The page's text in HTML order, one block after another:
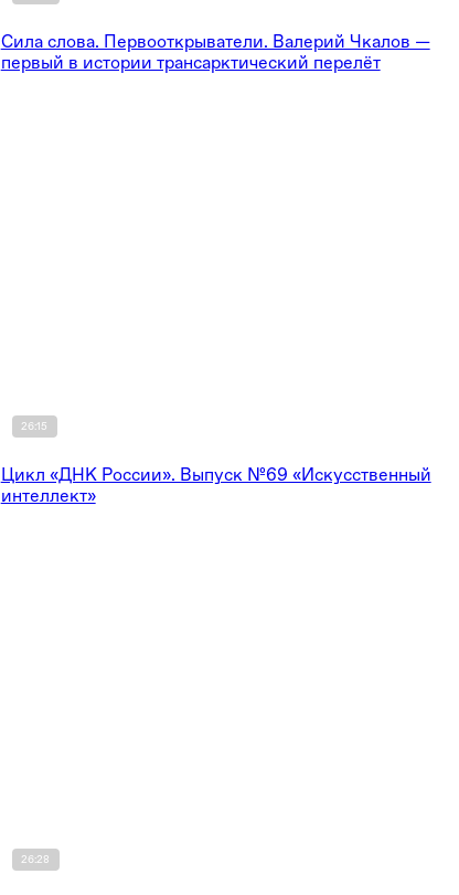
Сила слова. Первооткрыватели. Валерий Чкалов —
первый в истории трансарктический перелёт
26:15
Цикл «ДНК России». Выпуск №69 «Искусственный
интеллект»
26:28